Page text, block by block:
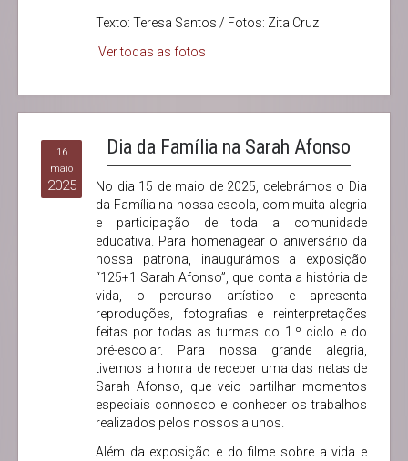
Texto: Teresa Santos / Fotos: Zita Cruz
Ver todas as fotos
16
maio
2025
Dia da Família na Sarah Afonso
No dia 15 de maio de 2025, celebrámos o Dia
da Família na nossa escola, com muita alegria
e participação de toda a comunidade
educativa. Para homenagear o aniversário da
nossa patrona, inaugurámos a exposição
“125+1 Sarah Afonso”, que conta a história de
vida, o percurso artístico e apresenta
reproduções, fotografias e reinterpretações
feitas por todas as turmas do 1.º ciclo e do
pré-escolar. Para nossa grande alegria,
tivemos a honra de receber uma das netas de
Sarah Afonso, que veio partilhar momentos
especiais connosco e conhecer os trabalhos
realizados pelos nossos alunos.
Além da exposição e do filme sobre a vida e